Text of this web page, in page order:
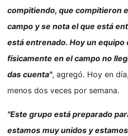
compitiendo, que compitieron
campo y se nota el que está
está entrenado. Hoy un equipo
físicamente en el campo no
das cuenta", agregó. Hoy en
menos dos veces por semana.
"Este grupo está preparado
estamos muy unidos y